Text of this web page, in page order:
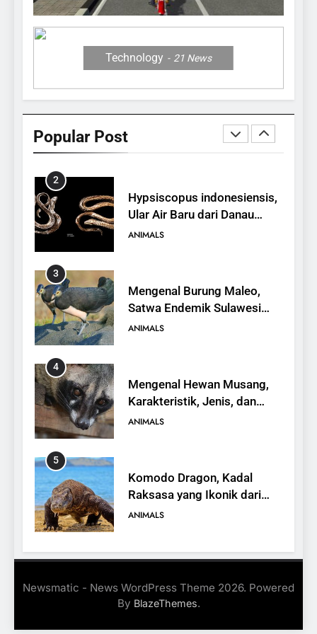
Technology 21 News
Popular Post
12 Fakta Memukau dari
Jerapah
ANIMALS
1
Antelope, Si Antelop
2
Hypsiscopus indonesiensis,
Ular Air Baru dari Danau
Towuti
ANIMALS
3
Mengenal Burung Maleo,
Satwa Endemik Sulawesi
yang Terancam Punah
ANIMALS
4
Mengenal Hewan Musang,
Karakteristik, Jenis, dan
Peran dalam Ekosistem
ANIMALS
5
Komodo Dragon, Kadal
Raksasa yang Ikonik dari
Indonesia
ANIMALS
6
Emas, Penemuan Baru di
Dunia Satwa
ANIMALS
Newsmatic - News WordPress Theme 2026. Powered
By BlazeThemes.